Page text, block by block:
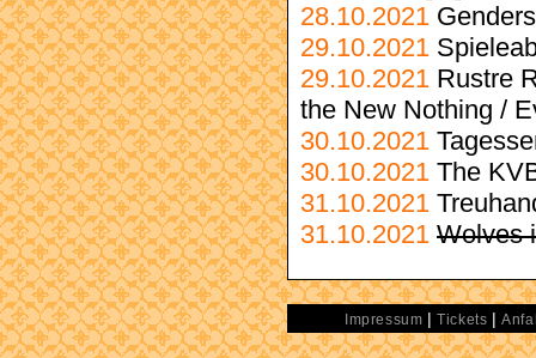
28.10.2021
29.10.2021
29.10.2021 Rustre
the New Nothing /
30.10.2021
30.10.2021 The
31.10.2021
31.10.2021 Wolves
Impressum |Tickets |